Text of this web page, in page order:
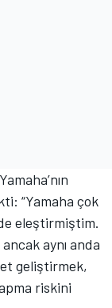
“Yamaha çok
eleştirmiştim.
aynı anda
geliştirmek,
riskini